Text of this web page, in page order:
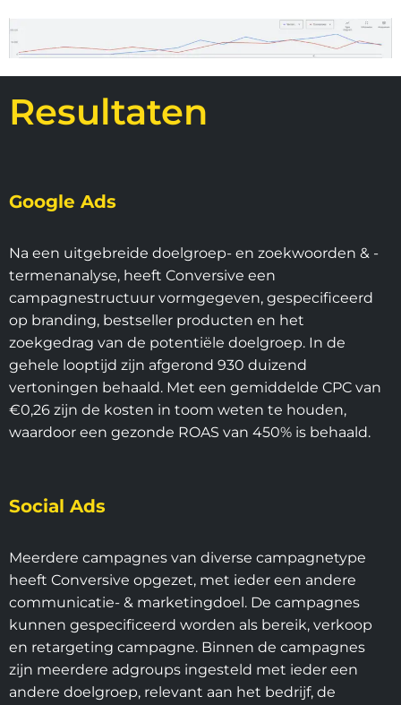
Resultaten
Google Ads
Na een uitgebreide doelgroep- en zoekwoorden & -
termenanalyse, heeft Conversive een
campagnestructuur vormgegeven, gespecificeerd
op branding, bestseller producten en het
zoekgedrag van de potentiële doelgroep. In de
gehele looptijd zijn afgerond 930 duizend
vertoningen behaald. Met een gemiddelde CPC van
€0,26 zijn de kosten in toom weten te houden,
waardoor een gezonde ROAS van 450% is behaald.
Social Ads
Meerdere campagnes van diverse campagnetype
heeft Conversive opgezet, met ieder een andere
communicatie- & marketingdoel. De campagnes
kunnen gespecificeerd worden als bereik, verkoop
en retargeting campagne. Binnen de campagnes
zijn meerdere adgroups ingesteld met ieder een
andere doelgroep, relevant aan het bedrijf, de